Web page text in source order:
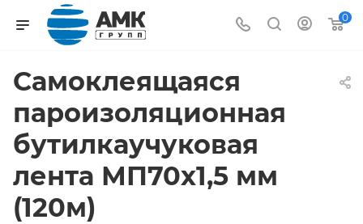
0
Cамоклеящаяся
пароизоляционная
бутилкаучуковая
лента МП70х1,5 мм
(120м)